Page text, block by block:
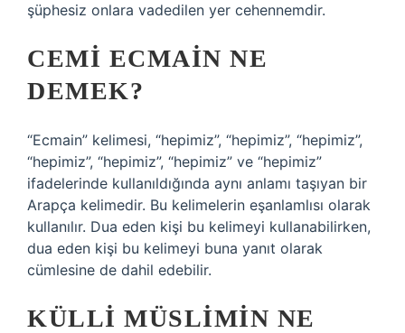
şüphesiz onlara vadedilen yer cehennemdir.
CEMI ECMAIN NE
DEMEK?
“Ecmain” kelimesi, “hepimiz”, “hepimiz”, “hepimiz”,
“hepimiz”, “hepimiz”, “hepimiz” ve “hepimiz”
ifadelerinde kullanıldığında aynı anlamı taşıyan bir
Arapça kelimedir. Bu kelimelerin eşanlamlısı olarak
kullanılır. Dua eden kişi bu kelimeyi kullanabilirken,
dua eden kişi bu kelimeyi buna yanıt olarak
cümlesine de dahil edebilir.
KÜLLI MÜSLIMIN NE